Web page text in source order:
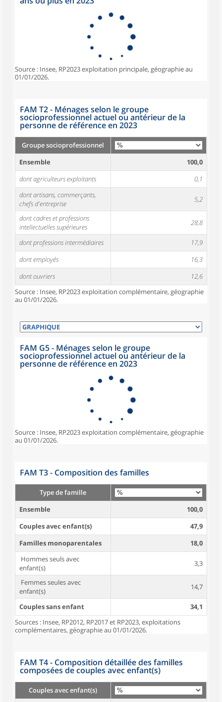
Source : Insee, RP2023 exploitation principale, géographie au
01/01/2026.
FAM T2 - Ménages selon le groupe
socioprofessionnel actuel ou antérieur de la
personne de référence en 2023
Groupe socioprofessionnel
Ensemble
100,0
dont agriculteurs exploitants
0,1
dont artisans, commerçants,
chefs d'entreprise
5,2
dont cadres et professions
intellectuelles supérieures
28,8
dont professions intermédiaires
17,9
dont employés
16,3
dont ouvriers
12,6
Source : Insee, RP2023 exploitation complémentaire, géographie
au 01/01/2026.
FAM G5 - Ménages selon le groupe
socioprofessionnel actuel ou antérieur de la
personne de référence en 2023
Source : Insee, RP2023 exploitation complémentaire, géographie
au 01/01/2026.
FAM T3 - Composition des familles
Type de famille
Ensemble
100,0
Couples avec enfant(s)
47,9
Familles monoparentales
18,0
Hommes seuls avec
enfant(s)
3,3
Femmes seules avec
enfant(s)
14,7
Couples sans enfant
34,1
Sources : Insee, RP2012, RP2017 et RP2023, exploitations
complémentaires, géographie au 01/01/2026.
FAM T4 - Composition détaillée des familles
composées de couples avec enfant(s)
Couples avec enfant(s)